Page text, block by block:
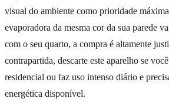
visual do ambiente como prioridade
evaporadora da mesma cor da sua parede
com o seu quarto, a compra é altamente
contrapartida, descarte este aparelho se
residencial ou faz uso intenso diário e
energética disponível.